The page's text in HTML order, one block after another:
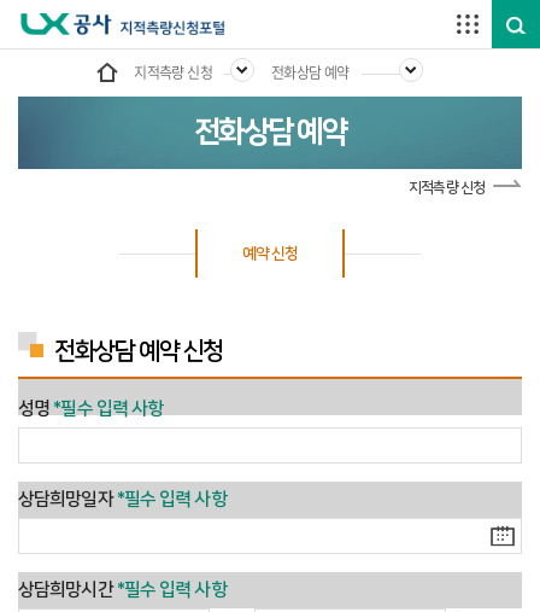
지적측량 신청 전화상담 예약
전화상담 예약
지적측량 신청
예약 신청
전화상담 예약 신청
성명 *필수 입력 사항
상담희망일자*필수 입력 사항
상담희망시간*필수 입력 사항